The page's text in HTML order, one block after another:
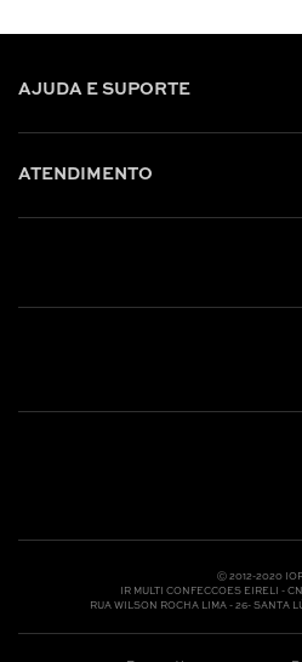
AJUDA E SUPORTE
ATENDIMENTO
Nossas Lojas
Ⓒ 2012-2020
IR MULTI CONFECCOES EIRELI -
RUA WILSON ROCHA LIMA - 26- SANTA